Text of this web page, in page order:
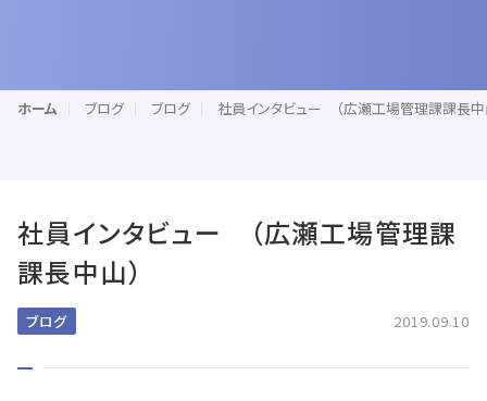
ホーム ブログ ブログ 社員インタビュー （広瀬工場管理課課長中
社員インタビュー （広瀬工場管理課
課長中山）
ブログ 2019.09.10